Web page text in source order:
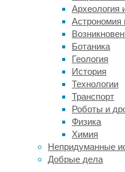
Археология
Астрономия
Ботаника
Геология
История
Технологии
Транспорт
Роботы и
Физика
Химия
Непридуманные
Добрые дела
литературе
описано
несколько
случаев
острого
ишемического
инсульта
пациентов,
которые
катались
американских
горках